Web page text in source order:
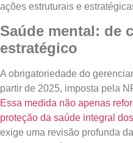
ações estruturais e
Saúde mental: de
estratégico
A obrigatoriedade do
partir de 2025, imposta pela
Essa medida não apenas
proteção da saúde integral
exige uma revisão profunda